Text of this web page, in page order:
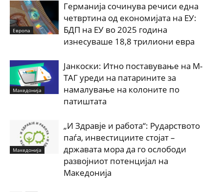
Европа
Германија сочинува речиси една
четвртина од економијата на ЕУ:
БДП на ЕУ во 2025 година
изнесуваше 18,8 трилиони евра
Македонија
Јанкоски: Итно поставување на М-
ТАГ уреди на патарините за
намалување на колоните по
патиштата
Македонија
„И Здравје и работа“: Рударството
паѓа, инвестициите стојат –
државата мора да го ослободи
развојниот потенцијал на
Македонија